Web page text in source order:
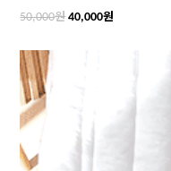
50,000원40,000원